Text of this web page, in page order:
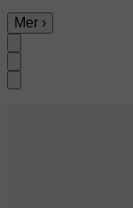
Mer ›